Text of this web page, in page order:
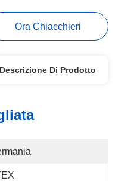
Ora Chiacchieri
Descrizione Di Prodotto